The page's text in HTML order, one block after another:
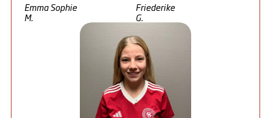
Emma Sophie
M.
Friederike
G.